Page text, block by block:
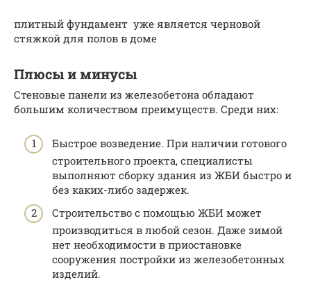
плитный фундамент уже является черновой
стяжкой для полов в доме
Плюсы и минусы
Стеновые панели из железобетона обладают
большим количеством преимуществ. Среди них:
Быстрое возведение. При наличии готового
строительного проекта, специалисты
выполняют сборку здания из ЖБИ быстро и
без каких-либо задержек.
Строительство с помощью ЖБИ может
производиться в любой сезон. Даже зимой
нет необходимости в приостановке
сооружения постройки из железобетонных
изделий.